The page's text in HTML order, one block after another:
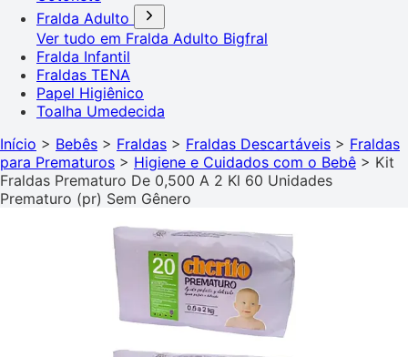
Fralda Adulto
Ver tudo em Fralda Adulto Bigfral
Fralda Infantil
Fraldas TENA
Papel Higiênico
Toalha Umedecida
Início > Bebês > Fraldas > Fraldas Descartáveis > Fraldas
para Prematuros > Higiene e Cuidados com o Bebê > Kit
Fraldas Prematuro De 0,500 A 2 Kl 60 Unidades
Prematuro (pr) Sem Gênero